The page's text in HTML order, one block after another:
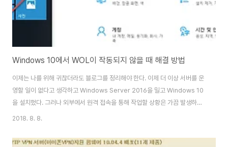
Windows 10에서 WOL이 작동되지 않을 때 해결 방법
이제는 나를 위해 귀찮더라도 블로그를 정리해야 한다. 이제 더 이상 서버를 운
영할 일이 없다고 생각하고 Windows Server 2016을 밀고 Windows 10
을 설치했다. 그러나 외부에서 원격 접속을 통해 작업할 상황은 가끔 발생하기
때문에 원격지에서 Windows 10 Desktop을 On/Off 및 원격 접속을 이용
었다. 이제 이런 설정도 나의 일상이 아닐뿐더러 나이까지 들어서 예전에 수행
2018. 8. 8.